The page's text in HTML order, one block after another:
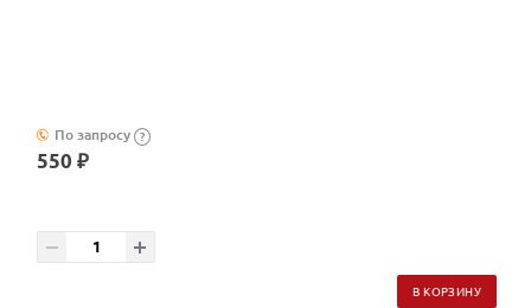
По запросу ?
550 ₽
В КОРЗИНУ